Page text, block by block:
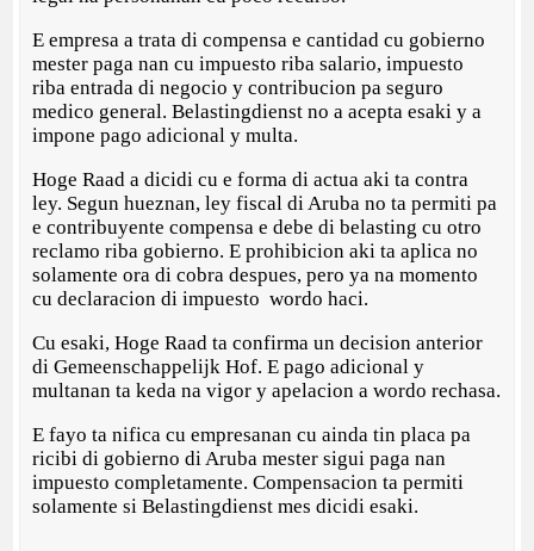
E empresa a trata di compensa e cantidad cu gobierno
mester paga nan cu impuesto riba salario, impuesto
riba entrada di negocio y contribucion pa seguro
medico general. Belastingdienst no a acepta esaki y a
impone pago adicional y multa.
Hoge Raad a dicidi cu e forma di actua aki ta contra
ley. Segun hueznan, ley fiscal di Aruba no ta permiti pa
e contribuyente compensa e debe di belasting cu otro
reclamo riba gobierno. E prohibicion aki ta aplica no
solamente ora di cobra despues, pero ya na momento
cu declaracion di impuesto wordo haci.
Cu esaki, Hoge Raad ta confirma un decision anterior
di Gemeenschappelijk Hof. E pago adicional y
multanan ta keda na vigor y apelacion a wordo rechasa.
E fayo ta nifica cu empresanan cu ainda tin placa pa
ricibi di gobierno di Aruba mester sigui paga nan
impuesto completamente. Compensacion ta permiti
solamente si Belastingdienst mes dicidi esaki.